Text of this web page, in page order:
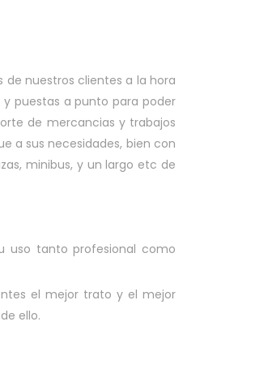
nuestros clientes a la hora
puestas a punto para poder
de mercancias y trabajos
a sus necesidades, bien con
minibus, y un largo etc de
uso tanto profesional como
el mejor trato y el mejor
ello.